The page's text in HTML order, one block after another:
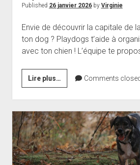
Published 26 janvier 2026by Virginie
Envie de découvrir la capitale de
ton dog ? Playdogs t’aide à
avec ton chien ! L’équipe te
Lire plus… Découvrir
Namur
avec
son
chien
:
balades
et
Comments